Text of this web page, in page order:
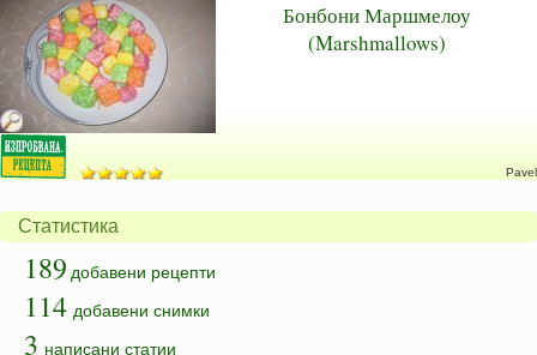
Бонбони Маршмелоу
(Marshmallows)
Pavel
Статистика
189 добавени рецепти
114 добавени снимки
3 написани статии